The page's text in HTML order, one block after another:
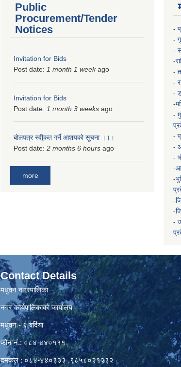
Public
Procurement/Tender
Notices
Invitation for Bids
Post date: 1 month 1 weekago
Invitation for Bids
Post date: 1 month 3 weeks ago
बोलपत्र स्वीृकत गर्ने आशयको सूचना ।।।
Post date: 2 months 6 hours ago
more
-
-
-
-
-
-
-
-
-
-
-
-
-
-
-
-
-
Contact Details
मधुवन नगरपालिका
नगर कार्यपालिकाको कार्यालय
मधुवन - ६ बर्दिया
फोन नं.: ०८४-४४०१११
दमकल : ०८४-४४०३३३ ,९८५८०२१२३२